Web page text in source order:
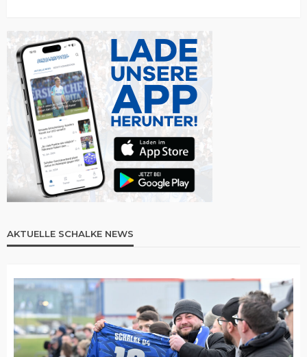
AKTUELLE SCHALKE NEWS